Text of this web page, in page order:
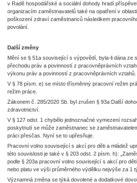
v Radě hospodářské a sociální dohody hradí
organizacím zaměstnavatelů také na opatření v
poškození zdraví zaměstnanců následkem
povolání.
Další změny
Mění se § 51a související s výpovědí, byla-li dána ze
přechodu práv a povinností z pracovněprávních
výkonu práv a povinností z pracovněprávních vztahů.
V § 78 písm. e) se místo třísměnný pracovní režim
režim práce.
Zákonem č. 285/2020 Sb. byl zrušen § 93a Další
zdravotnictví.
V § 127 odst. 1 chybělo jednoznačné vymezení
poskytnutí se může zaměstnanec se
práci přesčas. Nyní se to upřesňuje.
Pracovní volno související s akcí pro děti a mládež
této souvislosti je také v § 203 odst. 2 písm. h):
podle § 203a pracovní volno související s akcí pro
nebo platu ve výši průměrného výdělku nejvýše za 1
Významná změna se týká dovolené a dodatkové